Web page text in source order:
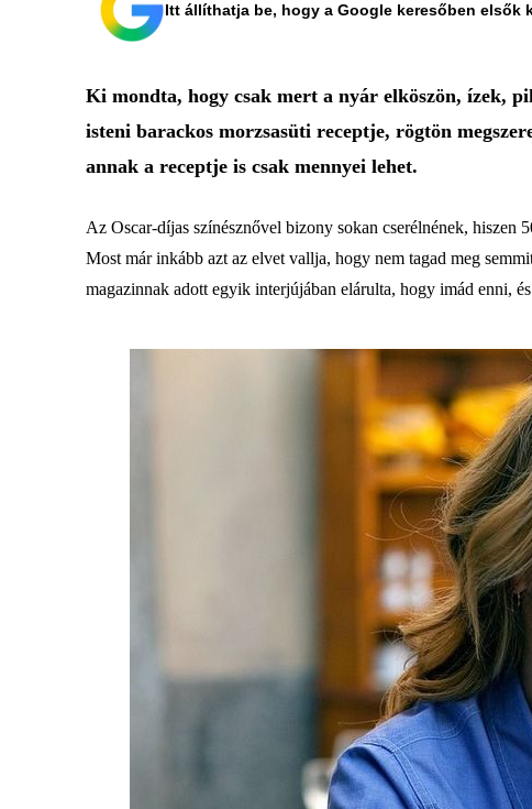
Itt állíthatja be, hogy a Google keresőben elsők
Ki mondta, hogy csak mert a nyár elköszön, ízek,
isteni barackos morzsasüti receptje, rögtön
annak a receptje is csak mennyei lehet.
Az Oscar-díjas színésznővel bizony sokan cserélnének, hiszen
Most már inkább azt az elvet vallja, hogy nem tagad meg
magazinnak adott egyik interjújában elárulta, hogy imád enni,